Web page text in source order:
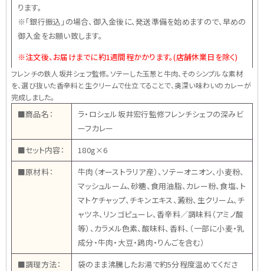
ります。
※「銀行振込」の場合、御入金後に、発送準備を始めますので、早めの
御入金をお願い致します。
※注文後、お届けまでに約1週間程かかります。(店舗休業日を除く)
フレンチの鉄人坂井シェフ監修。ソテーした玉葱と牛肉、そのシンプルな素材
を、選び抜いた香辛料と生クリームで仕立てることで、奥深い味わいのカレーが
完成しました。
■商品名：
ラ・ロシェル坂井宏行監修フレンチシェフの深みビ
ーフカレー
■セット内容：
180g×6
■原材料：
牛肉（オーストラリア産）、ソテーオニオン、小麦粉、
マッシュルーム、砂糖、食用油脂、カレー粉、食塩、ト
マトケチャップ、チキンエキス、澱粉、生クリーム、チ
ャツネ、リンゴピューレ、香辛料／調味料（アミノ酸
等）、カラメル色素、酸味料、香料、（一部に小麦・乳
成分・牛肉・大豆・鶏肉・りんごを含む）
■調理方法：
袋のまま沸騰したお湯で約5分程度温めてくださ